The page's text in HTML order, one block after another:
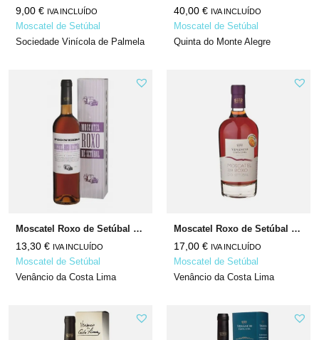
9,00 € IVA INCLUÍDO
Moscatel de Setúbal
Sociedade Vinícola de Palmela
40,00 € IVA INCLUÍDO
Moscatel de Setúbal
Quinta do Monte Alegre
Moscatel Roxo de Setúbal Pioneiro 2019
13,30 € IVA INCLUÍDO
Moscatel de Setúbal
Venâncio da Costa Lima
Moscatel Roxo de Setúbal 2016
17,00 € IVA INCLUÍDO
Moscatel de Setúbal
Venâncio da Costa Lima